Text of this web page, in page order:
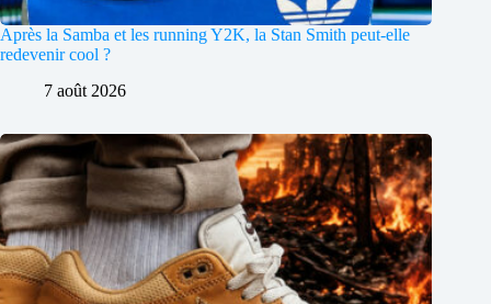
Après la Samba et les running Y2K, la Stan Smith peut-elle
redevenir cool ?
7 août 2026